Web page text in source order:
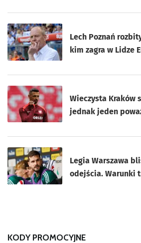
Lech Poznań
kim zagra w Lidze
Wieczysta Kraków
jednak jeden
Legia Warszawa
odejścia. Warunki
KODY PROMOCYJNE